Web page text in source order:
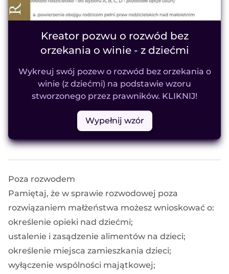
Kreator pozwu o rozwód bez
orzekania o winie - z dziećmi
Wykreuj swój pozew o rozwód bez orzekania o
winie (z dziećmi) na podstawie wzoru
stworzonego przez prawników. KLIKNIJ!
Wypełnij wzór
Poza rozwodem
Pamiętaj, że w sprawie rozwodowej poza
rozwiązaniem małżeństwa możesz wnioskować o:
określenie opieki nad dziećmi;
ustalenie i zasądzenie alimentów na dzieci;
określenie miejsca zamieszkania dzieci;
wyłączenie wspólności majątkowej;